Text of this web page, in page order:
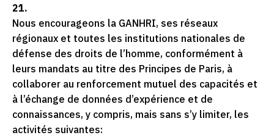
21.
Nous encourageons la GANHRI, ses réseaux
régionaux et toutes les institutions nationales de
défense des droits de l’homme, conformément à
leurs mandats au titre des Principes de Paris, à
collaborer au renforcement mutuel des capacités et
à l’échange de données d’expérience et de
connaissances, y compris, mais sans s’y limiter, les
activités suivantes: